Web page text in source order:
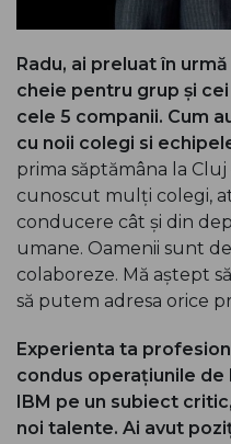
Radu, ai preluat în
cheie pentru grup și
cele 5 companii. Cum
cu noii colegi si
prima săptămâna la
cunoscut mulți colegi,
conducere cât și din
umane. Oamenii sunt
colaboreze. Mă aștept
să putem adresa orice
Experienta ta
condus operațiunile de
IBM pe un subiect
noi talente. Ai avut